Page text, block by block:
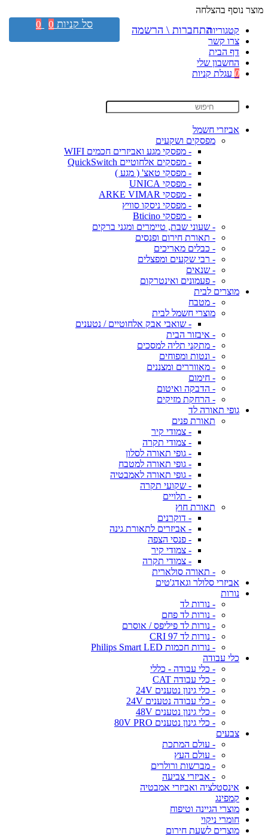
מוצר נוסף בהצלחה
קטגוריות
צרו קשר
דף הבית
החשבון שלי
0 עגלת קניות
אביזרי חשמל
מפסקים ושקעים
- מפסקי מגע ואביזרים חכמים WIFI
- מפסקים אלחוטיים QuickSwitch
- מפסקי טאצ' ( מגע )
- מפסקי UNICA
- מפסקי ARKE VIMAR
- מפסקי ניסקו סוויץ
- מפסקי Bticino
- שעוני שבת, טיימרים ומגני ברקים
- תאורת חירום ופנסים
- כבלים מאריכים
- רבי שקעים ומפצלים
- שנאים
- פעמונים ואינטרקום
מוצרים לבית
- מטבח
מוצרי חשמל לבית
- שואבי אבק אלחוטיים / נטענים
- איבזור הבית
- מתקני תליה למסכים
- ונטות ומפוחים
- מאווררים ומצננים
- חימום
- הדבקה ואיטום
- הרחקת מזיקים
גופי תאורה לד
תאורת פנים
- צמודי קיר
- צמודי תקרה
- גופי תאורה לסלון
- גופי תאורה למטבח
- גופי תאורה לאמבטיה
- שקועי תקרה
- תלויים
תאורת חוץ
- דוקרנים
- אביזרים לתאורת גינה
- פנסי הצפה
- צמודי קיר
- צמודי תקרה
- תאורה סולארית
אביזרי סלולר וגאדג'טים
נורות
- נורות לד
- נורות לד פחם
- נורות לד פיליפס / אוסרם
- נורות לד CRI 97
- נורות חכמות Philips Smart LED
כלי עבודה
- כלי עבודה - כללי
- כלי עבודה CAT
- כלי גינון נטענים 24V
- כלי עבודה נטענים 24V
- כלי גינון נטענים 48V
- כלי גינון נטענים 80V PRO
צבעים
- עולם המתכת
- עולם העץ
- מברשות ורולרים
- אביזרי צביעה
אינסטלציה ואביזרי אמבטיה
קמפינג
מוצרי הגיינה וטיפוח
חומרי ניקוי
מוצרים לשעת חירום
התחברות \ הרשמה סל קניות 0
0